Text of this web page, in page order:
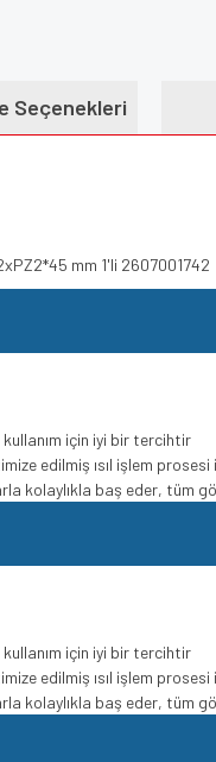
Seçenekleri
mm 1'li 2607001742
için iyi bir tercihtir
edilmiş ısıl işlem
kolaylıkla baş eder, tüm
için iyi bir tercihtir
edilmiş ısıl işlem
kolaylıkla baş eder, tüm